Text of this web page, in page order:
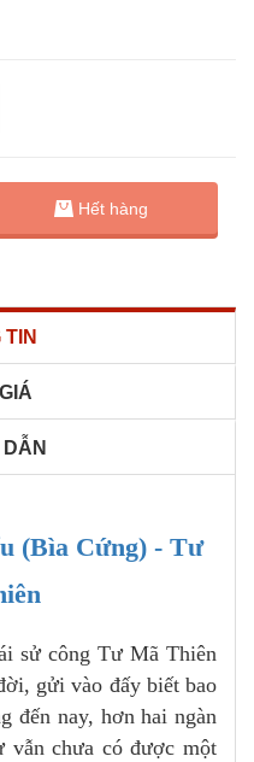
Hết hàng
TIN
(Bìa Cứng) - Tư
sử công Tư Mã Thiên
gửi vào đấy biết bao
đến nay, hơn hai ngàn
vẫn chưa có được một